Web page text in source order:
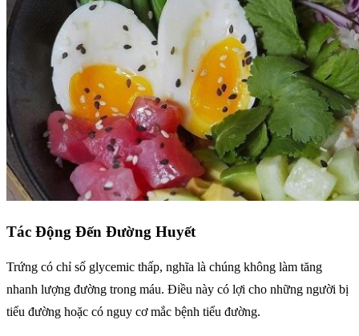
Tác Động Đến Đường Huyết
Trứng có chỉ số glycemic thấp, nghĩa là chúng không làm tăng
nhanh lượng đường trong máu. Điều này có lợi cho những người bị
tiểu đường hoặc có nguy cơ mắc bệnh tiểu đường.